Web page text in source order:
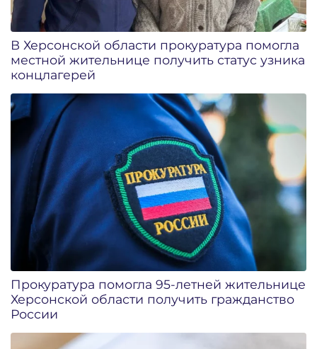
В Херсонской области прокуратура помогла
местной жительнице получить статус узника
концлагерей
Прокуратура помогла 95-летней жительнице
Херсонской области получить гражданство
России